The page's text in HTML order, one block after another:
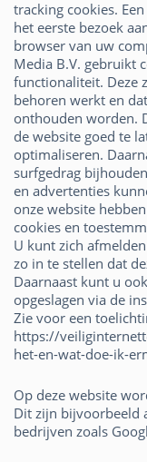
tracking cookies.
het eerste bezoek
browser van uw
Media B.V. gebruikt
functionaliteit. Deze
behoren werkt en
onthouden worden.
de website goed te
optimaliseren.
surfgedrag
en advertenties
onze website
cookies en
U kunt zich
zo in te stellen dat
Daarnaast kunt u
opgeslagen via de
Zie voor een
https://
het-en-wat-doe-ik-
Op deze website
Dit zijn bijvoorbeeld
bedrijven zoals